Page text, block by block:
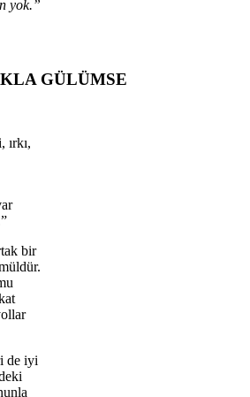
yok.”
GÜLÜMSE
bir
de iyi